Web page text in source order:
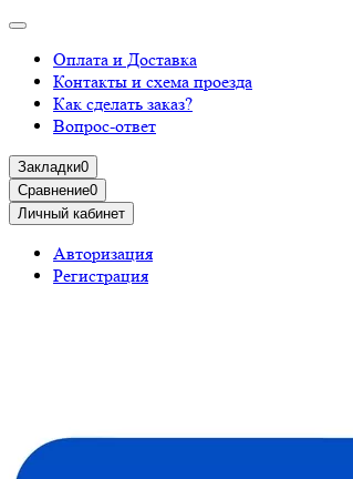
Оплата и Доставка
Контакты и схема проезда
Как сделать заказ?
Вопрос-ответ
Закладки0
Сравнение0
Личный кабинет
Авторизация
Регистрация